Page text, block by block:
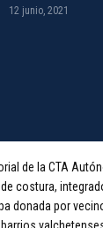
12 junio, 2021
de la CTA
costura,
donada por